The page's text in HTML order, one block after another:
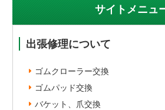
サイトメニュ
出張修理について
ゴムクローラー交換
ゴムパッド交換
バケット、爪交換